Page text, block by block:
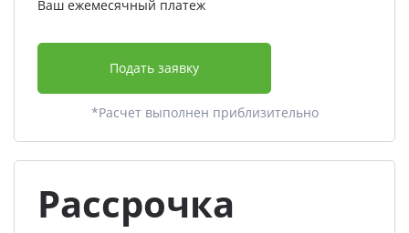
Ваш ежемесячный платеж
Подать заявку
*Расчет выполнен приблизительно
Рассрочка